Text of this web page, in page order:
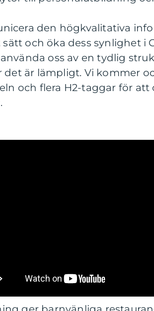
den högkvalitativa
och öka dess synlighet i
oss av en tydlig
är lämpligt. Vi kommer
och flera H2-taggar för att